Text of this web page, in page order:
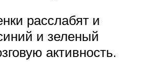
расслабят и
и зеленый
активность.